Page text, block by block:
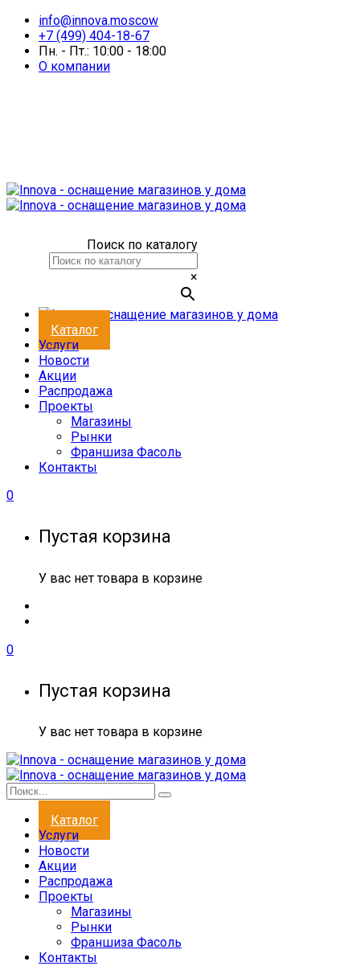
info@innova.moscow
+7 (499) 404-18-67
Пн. - Пт.: 10:00 - 18:00
О компании
Поиск по каталогу
×
Каталог
Услуги
Новости
Акции
Распродажа
Проекты
Магазины
Рынки
Франшиза Фасоль
Контакты
0
Пустая корзина
У вас нет товара в корзине
0
Пустая корзина
У вас нет товара в корзине
Каталог
Услуги
Новости
Акции
Распродажа
Проекты
Магазины
Рынки
Франшиза Фасоль
Контакты